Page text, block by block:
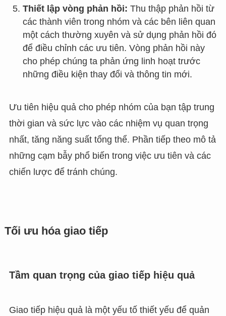
Thiết lập vòng phản hồi: Thu thập phản hồi từ
các thành viên trong nhóm và các bên liên quan
một cách thường xuyên và sử dụng phản hồi đó
để điều chỉnh các ưu tiên. Vòng phản hồi này
cho phép chúng ta phản ứng linh hoạt trước
những điều kiện thay đổi và thông tin mới.
Ưu tiên hiệu quả cho phép nhóm của bạn tập trung
thời gian và sức lực vào các nhiệm vụ quan trọng
nhất, tăng năng suất tổng thể. Phần tiếp theo mô tả
những cạm bẫy phổ biến trong việc ưu tiên và các
chiến lược để tránh chúng.
Tối ưu hóa giao tiếp
Tầm quan trọng của giao tiếp hiệu quả
Giao tiếp hiệu quả là một yếu tố thiết yếu để quản